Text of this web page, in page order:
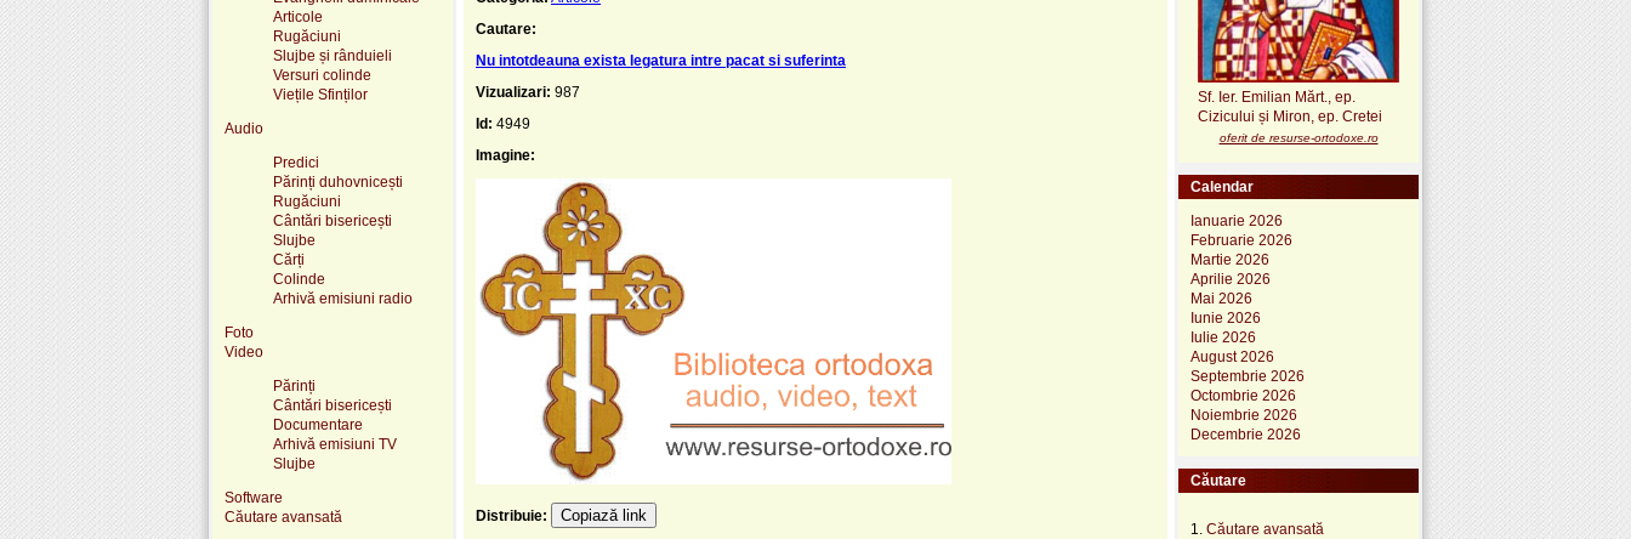
Cautare:
Nu intotdeauna exista legatura intre pacat si suferinta
Vizualizari: 987
Id: 4949
Imagine:
Distribuie: Copiază link
Articole
Rugăciuni
Slujbe și rânduieli
Versuri colinde
Viețile Sfinților
Audio
Predici
Părinți duhovnicești
Rugăciuni
Cântări bisericești
Slujbe
Cărți
Colinde
Arhivă emisiuni radio
Foto
Video
Părinți
Cântări bisericești
Documentare
Arhivă emisiuni TV
Slujbe
Software
Căutare avansată
Sf. Ier. Emilian Mărt., ep.
Cizicului și Miron, ep. Cretei
oferit de resurse-ortodoxe.ro
Calendar
Ianuarie 2026
Februarie 2026
Martie 2026
Aprilie 2026
Mai 2026
Iunie 2026
Iulie 2026
August 2026
Septembrie 2026
Octombrie 2026
Noiembrie 2026
Decembrie 2026
Căutare
1. Căutare avansată